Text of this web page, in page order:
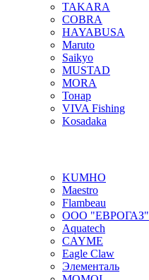
TAKARA
COBRA
HAYABUSA
Maruto
Saikyo
MUSTAD
MORA
Тонар
VIVA Fishing
Kosadaka
KUMHO
Maestro
Flambeau
ООО "ЕВРОГАЗ"
Aquatech
CAYME
Eagle Claw
Элементаль